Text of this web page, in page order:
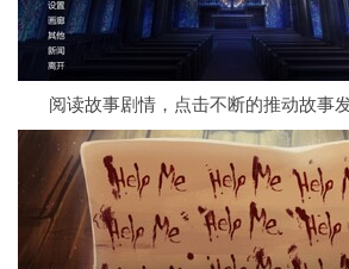
阅读故事剧情，点击不断的推动故事